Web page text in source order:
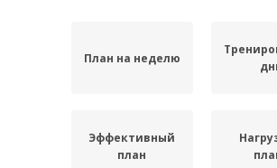
План на неделю
Эффективный
план